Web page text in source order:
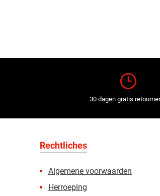
30 dagen gratis
Rechtliches
Algemene voorwaarden
Herroeping